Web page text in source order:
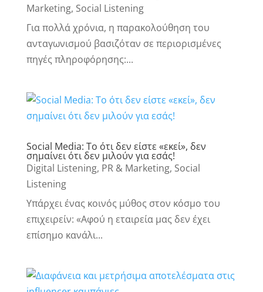
Marketing, Social Listening
Για πολλά χρόνια, η παρακολούθηση του
ανταγωνισμού βασιζόταν σε περιορισμένες
πηγές πληροφόρησης:...
Social Media: Το ότι δεν είστε «εκεί», δεν
σημαίνει ότι δεν μιλούν για εσάς!
Digital Listening, PR & Marketing, Social
Listening
Υπάρχει ένας κοινός μύθος στον κόσμο του
επιχειρείν: «Αφού η εταιρεία μας δεν έχει
επίσημο κανάλι...